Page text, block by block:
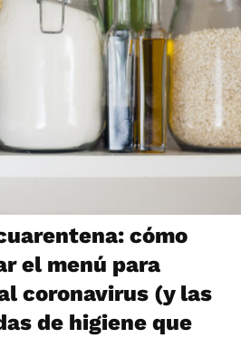
cómo
el menú para
coronavirus (y las
de higiene que